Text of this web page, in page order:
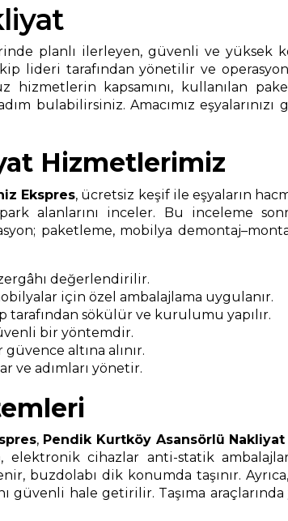
planlı ilerleyen, güvenli ve yüksek
lideri tarafından yönetilir ve
hizmetlerin kapsamını, kullanılan
bulabilirsiniz. Amacımız
Hizmetlerimiz
Ekspres, ücretsiz keşif ile eşyaların
alanlarını inceler. Bu inceleme
paketleme, mobilya
değerlendirilir.
için özel ambalajlama uygulanır.
tarafından sökülür ve kurulumu yapılır.
bir yöntemdir.
altına alınır.
ve adımları yönetir.
, Pendik Kurtköy Asansörlü Nakliyat
elektronik cihazlar anti-statik
buzdolabı dik konumda taşınır.
hale getirilir. Taşıma araçlarında